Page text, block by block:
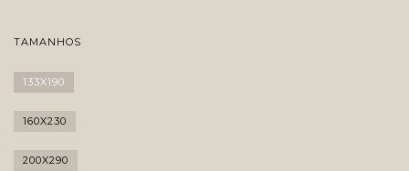
TAMANHOS
133X190
160X230
200X290